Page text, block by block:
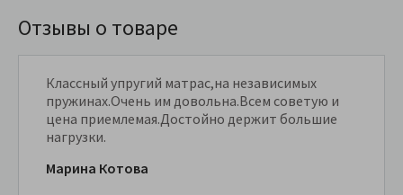
Отзывы о товаре
Классный упругий матрас,на независимых
пружинах.Очень им довольна.Всем советую и
цена приемлемая.Достойно держит большие
нагрузки.
Марина Котова